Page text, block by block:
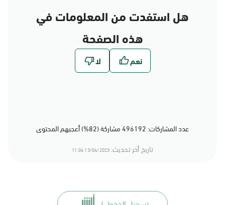
هل استفدت من المعلومات في
هذه الصفحة
عدد المشاركات: 496192 مشاركة (82%) أعجبهم المحتوى
تاريخ أخر تحديث: 13/04/2023 11:04